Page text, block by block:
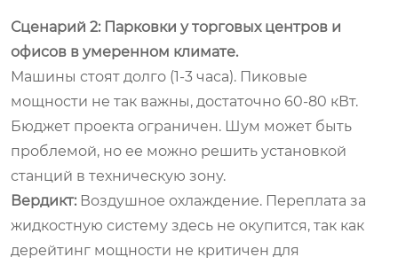
Сценарий 2: Парковки у торговых центров и
офисов в умеренном климате.
Машины стоят долго (1-3 часа). Пиковые
мощности не так важны, достаточно 60-80 кВт.
Бюджет проекта ограничен. Шум может быть
проблемой, но ее можно решить установкой
станций в техническую зону.
Вердикт: Воздушное охлаждение. Переплата за
жидкостную систему здесь не окупится, так как
дерейтинг мощности не критичен для